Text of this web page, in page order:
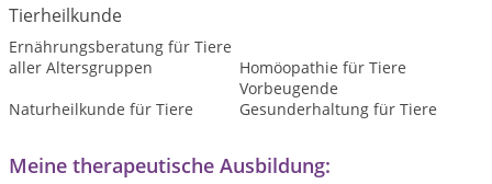
Tierheilkunde
Ernährungsberatung für Tiere
aller Altersgruppen
Homöopathie für Tiere
Naturheilkunde für Tiere
Vorbeugende
Gesunderhaltung für Tiere
Meine therapeutische Ausbildung: